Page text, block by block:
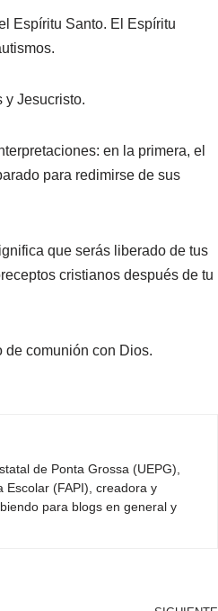
Espíritu Santo. El Espíritu
y Jesucristo.
en la primera, el
para redimirse de sus
que serás liberado de tus
cristianos después de tu
de comunión con Dios.
de Ponta Grossa (UEPG),
Escolar (FAPI), creadora y
para blogs en general y